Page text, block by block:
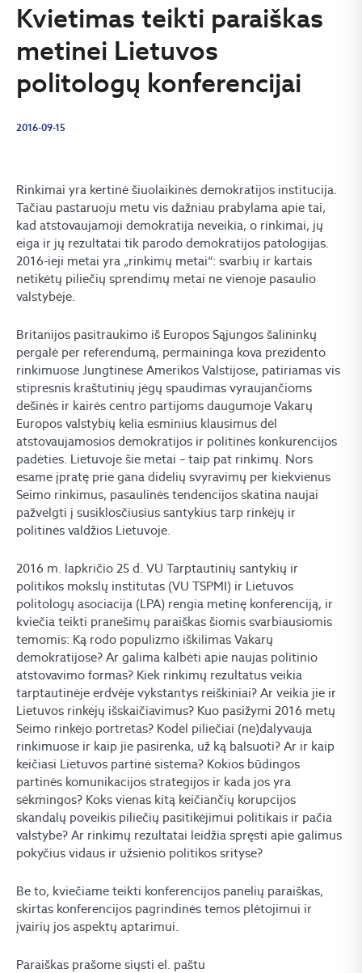
Kvietimas teikti paraiškas
metinei Lietuvos
politologų konferencijai
2016-09-15
Rinkimai yra kertinė šiuolaikinės demokratijos institucija.
Tačiau pastaruoju metu vis dažniau prabylama apie tai,
kad atstovaujamoji demokratija neveikia, o rinkimai, jų
eiga ir jų rezultatai tik parodo demokratijos patologijas.
2016-ieji metai yra „rinkimų metai“: svarbių ir kartais
netikėtų piliečių sprendimų metai ne vienoje pasaulio
valstybėje.
Britanijos pasitraukimo iš Europos Sąjungos šalininkų
pergalė per referendumą, permaininga kova prezidento
rinkimuose Jungtinėse Amerikos Valstijose, patiriamas vis
stipresnis kraštutinių jėgų spaudimas vyraujančioms
dešinės ir kairės centro partijoms daugumoje Vakarų
Europos valstybių kelia esminius klausimus dėl
atstovaujamosios demokratijos ir politinės konkurencijos
padėties. Lietuvoje šie metai – taip pat rinkimų. Nors
esame įpratę prie gana didelių svyravimų per kiekvienus
Seimo rinkimus, pasaulinės tendencijos skatina naujai
pažvelgti į susiklosčiusius santykius tarp rinkėjų ir
politinės valdžios Lietuvoje.
2016 m. lapkričio 25 d. VU Tarptautinių santykių ir
politikos mokslų institutas (VU TSPMI) ir Lietuvos
politologų asociacija (LPA) rengia metinę konferenciją, ir
kviečia teikti pranešimų paraiškas šiomis svarbiausiomis
temomis: Ką rodo populizmo iškilimas Vakarų
demokratijose? Ar galima kalbėti apie naujas politinio
atstovavimo formas? Kiek rinkimų rezultatus veikia
tarptautinėje erdvėje vykstantys reiškiniai? Ar veikia jie ir
Lietuvos rinkėjų išskaičiavimus? Kuo pasižymi 2016 metų
Seimo rinkėjo portretas? Kodėl piliečiai (ne)dalyvauja
rinkimuose ir kaip jie pasirenka, už ką balsuoti? Ar ir kaip
keičiasi Lietuvos partinė sistema? Kokios būdingos
partinės komunikacijos strategijos ir kada jos yra
sėkmingos? Koks vienas kitą keičiančių korupcijos
skandalų poveikis piliečių pasitikėjimui politikais ir pačia
valstybe? Ar rinkimų rezultatai leidžia spręsti apie galimus
pokyčius vidaus ir užsienio politikos srityse?
Be to, kviečiame teikti konferencijos panelių paraiškas,
skirtas konferencijos pagrindinės temos plėtojimui ir
įvairių jos aspektų aptarimui.
Paraiškas prašome siųsti el. paštu